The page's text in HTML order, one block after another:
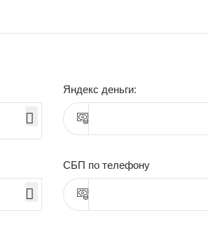
Яндекс деньги:
СБП по телефону